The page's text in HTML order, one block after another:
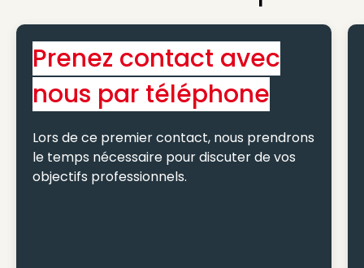
Prenez contact avec
nous par téléphone
Lors de ce premier contact, nous prendrons
le temps nécessaire pour discuter de vos
objectifs professionnels.